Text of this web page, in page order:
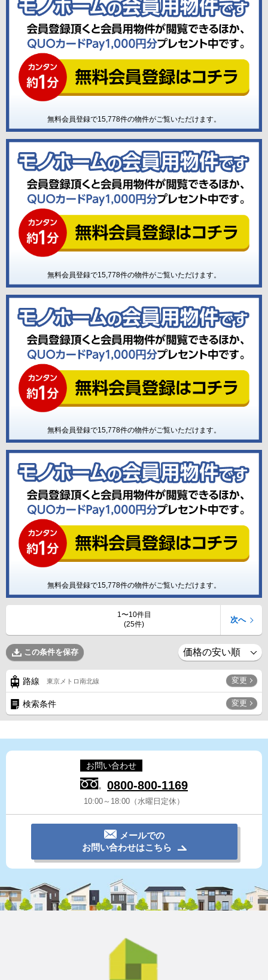
無料会員登録で15,778件の物件がご覧いただけます。
無料会員登録で15,778件の物件がご覧いただけます。
無料会員登録で15,778件の物件がご覧いただけます。
無料会員登録で15,778件の物件がご覧いただけます。
1〜10件目
(25件)
次へ
この条件を保存
路線 東京メトロ南北線 変更
検索条件 変更
お問い合わせ
0800-800-1169
10:00～18:00（水曜日定休）
メールでの
お問い合わせはこちら